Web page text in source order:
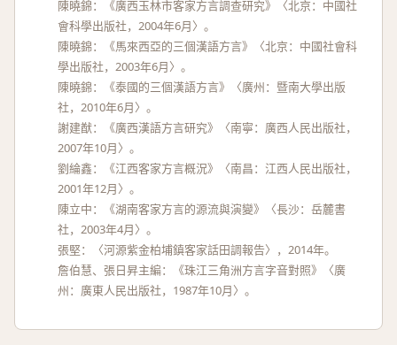
陳曉錦：《廣西玉林市客家方言調查研究》〈北京：中國社
會科學出版社，2004年6月〉。
陳曉錦：《馬來西亞的三個漢語方言》〈北京：中國社會科
學出版社，2003年6月〉。
陳曉錦：《泰國的三個漢語方言》〈廣州：暨南大學出版
社，2010年6月〉。
謝建猷：《廣西漢語方言研究》〈南寧：廣西人民出版社，
2007年10月〉。
劉綸鑫：《江西客家方言概況》〈南昌：江西人民出版社，
2001年12月〉。
陳立中：《湖南客家方言的源流與演變》〈長沙：岳麓書
社，2003年4月〉。
張堅：〈河源紫金柏埔鎮客家話田調報告〉，2014年。
詹伯慧、張日昇主編：《珠江三角洲方言字音對照》〈廣
州：廣東人民出版社，1987年10月〉。